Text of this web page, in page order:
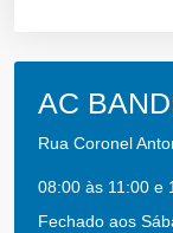
AC
Rua Coronel
08:00 às 11:00 e
Fechado aos